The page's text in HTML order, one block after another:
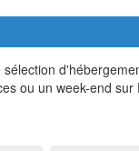
ou un week-end sur